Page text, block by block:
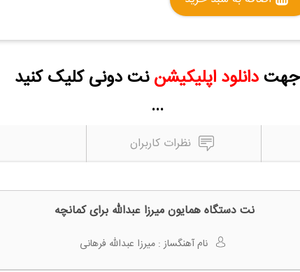
جهتدانلود اپلیکیشن نت دونی کلیک کنید
...
نظرات کاربران
نت دستگاه همایون میرزا عبدالله برای کمانچه
نام آهنگساز : میرزا عبدالله فرهانی